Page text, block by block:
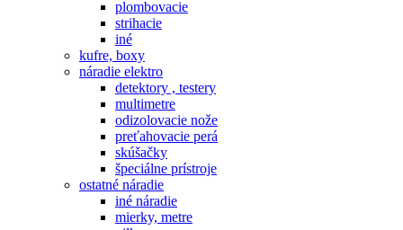
plombovacie
strihacie
iné
kufre, boxy
náradie elektro
detektory , testery
multimetre
odizolovacie nože
preťahovacie perá
skúšačky
špeciálne prístroje
ostatné náradie
iné náradie
mierky, metre